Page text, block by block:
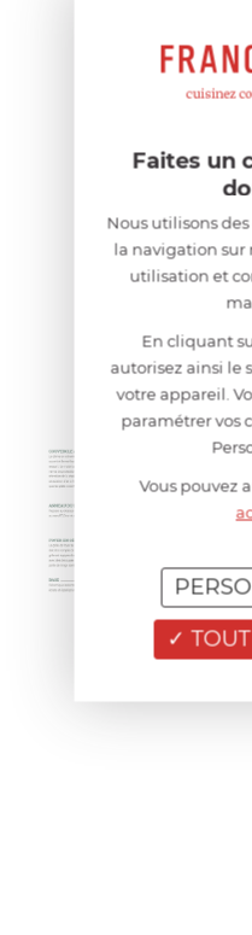
Faites un
Nous utilisons
la navigation sur
utilisation et
En cliquant
autorisez ainsi le
votre appareil.
paramétrer vos
Vous pouvez